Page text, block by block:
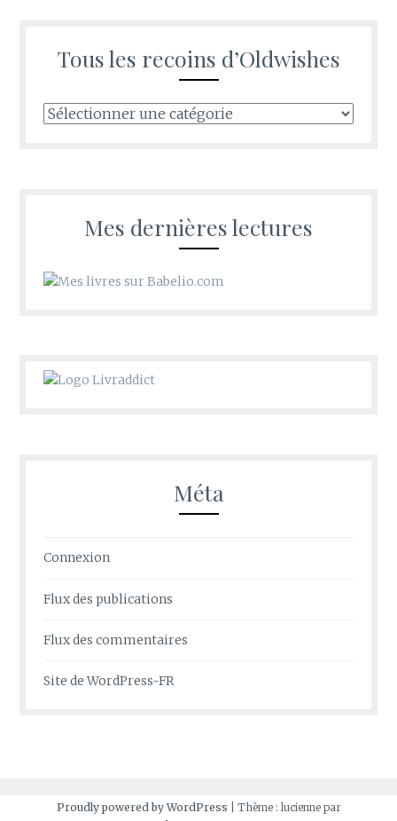
Tous les recoins d’Oldwishes
Tous
Mes dernières lectures
Méta
Connexion
Flux des publications
Flux des commentaires
Site de WordPress-FR
Proudly powered by WordPress
Thème : lucienne par